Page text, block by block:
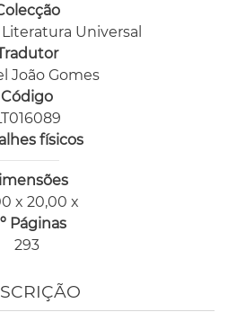
Universal
João Gomes
Código
físicos
x 20,00 x
Páginas
293